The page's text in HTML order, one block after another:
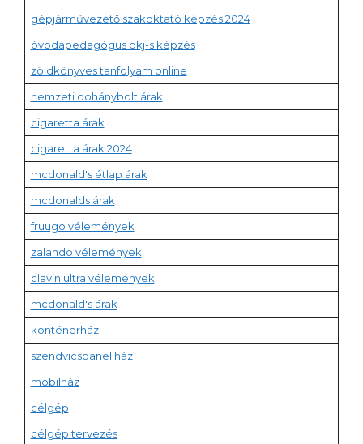
gépjárművezető szakoktató képzés 2024
óvodapedagógus okj-s képzés
zöldkönyves tanfolyam online
nemzeti dohánybolt árak
cigaretta árak
cigaretta árak 2024
mcdonald's étlap árak
mcdonalds árak
fruugo vélemények
zalando vélemények
clavin ultra vélemények
mcdonald's árak
konténerház
szendvicspanel ház
mobilház
célgép
célgép tervezés